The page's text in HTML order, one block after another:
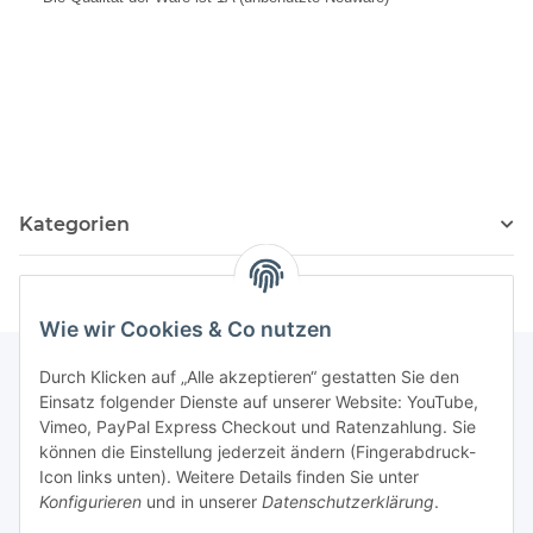
Kategorien
Informationen
Gesetzliche Informationen
Wie wir Cookies & Co nutzen
Durch Klicken auf „Alle akzeptieren“ gestatten Sie den
Einsatz folgender Dienste auf unserer Website: YouTube,
Vimeo, PayPal Express Checkout und Ratenzahlung. Sie
können die Einstellung jederzeit ändern (Fingerabdruck-
Icon links unten). Weitere Details finden Sie unter
Konfigurieren und in unserer Datenschutzerklärung.